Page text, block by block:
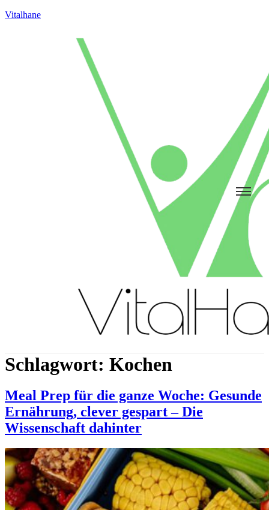
Vitalhane
Schlagwort: Kochen
Meal Prep für die ganze Woche: Gesunde
Ernährung, clever gespart – Die
Wissenschaft dahinter